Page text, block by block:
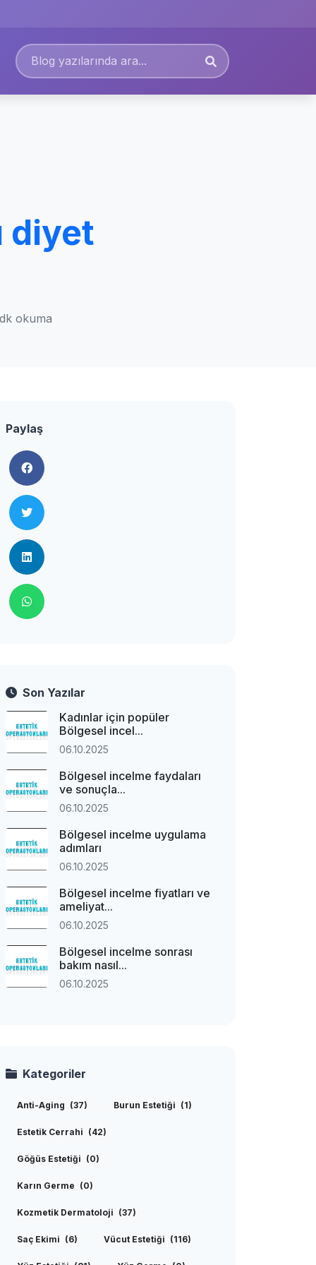
diyet
okuma
Paylaş
Son Yazılar
Kadınlar için popüler
Bölgesel incel...
06.10.2025
Bölgesel incelme faydaları
ve sonuçla...
06.10.2025
Bölgesel incelme uygulama
adımları
06.10.2025
Bölgesel incelme fiyatları ve
ameliyat...
06.10.2025
Bölgesel incelme sonrası
bakım nasıl...
06.10.2025
Kategoriler
Anti-Aging (37) Burun Estetiği (1)
Estetik Cerrahi (42)
Göğüs Estetiği (0)
Karın Germe (0)
Kozmetik Dermatoloji (37)
Saç Ekimi (6) Vücut Estetiği (116)